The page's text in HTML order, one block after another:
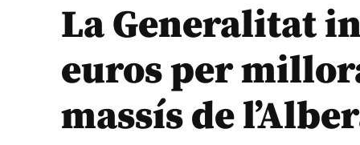
La Generalitat
euros per
massís de